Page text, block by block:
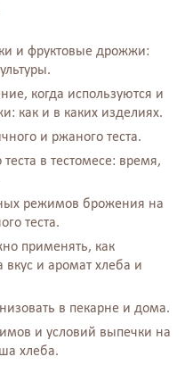
и фруктовые дрожжи:
когда используются и
как и в каких изделиях.
и ржаного теста.
в тестомесе: время,
режимов брожения на
теста.
применять, как
вкус и аромат хлеба и
в пекарне и дома.
и условий выпечки на
хлеба.